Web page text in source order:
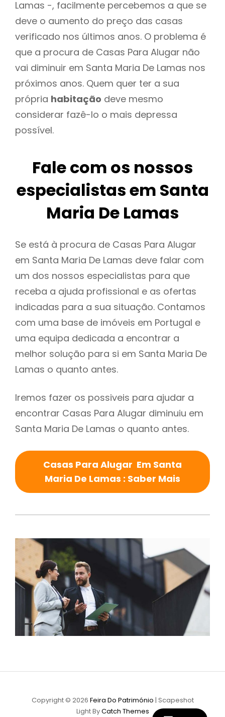
Lamas -, facilmente percebemos a que se
deve o aumento do preço das casas
verificado nos últimos anos. O problema é
que a procura de Casas Para Alugar não
vai diminuir em Santa Maria De Lamas nos
próximos anos. Quem quer ter a sua
própria habitação deve mesmo
considerar fazê-lo o mais depressa
possível.
Fale com os nossos
especialistas em Santa
Maria De Lamas
Se está à procura de Casas Para Alugar
em Santa Maria De Lamas deve falar com
um dos nossos especialistas para que
receba a ajuda profissional e as ofertas
indicadas para a sua situação. Contamos
com uma base de imóveis em Portugal e
uma equipa dedicada a encontrar a
melhor solução para si em Santa Maria De
Lamas o quanto antes.
Iremos fazer os possiveis para ajudar a
encontrar Casas Para Alugar diminuiu em
Santa Maria De Lamas o quanto antes.
Casas Para Alugar Em Santa
Maria De Lamas : Saber Mais
Copyright © 2026 Feira Do Património | Scapeshot
Light ByCatch Themes